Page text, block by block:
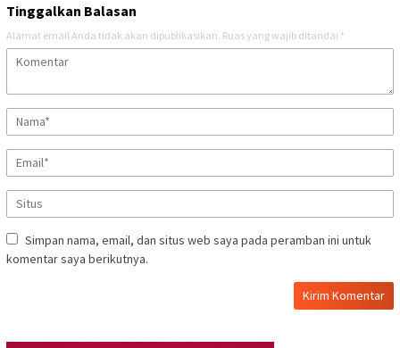
Tinggalkan Balasan
Alamat email Anda tidak akan dipublikasikan. Ruas yang wajib ditandai *
Simpan nama, email, dan situs web saya pada peramban ini untuk
komentar saya berikutnya.